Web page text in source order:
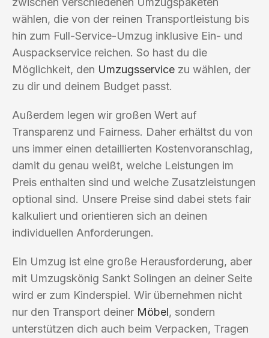
wählen, die von der reinen Transportleistung bis
hin zum Full-Service-Umzug inklusive Ein- und
Auspackservice reichen. So hast du die
Möglichkeit, den Umzugsservice zu wählen, der
zu dir und deinem Budget passt.
Außerdem legen wir großen Wert auf
Transparenz und Fairness. Daher erhältst du von
uns immer einen detaillierten Kostenvoranschlag,
damit du genau weißt, welche Leistungen im
Preis enthalten sind und welche Zusatzleistungen
optional sind. Unsere Preise sind dabei stets fair
kalkuliert und orientieren sich an deinen
individuellen Anforderungen.
Ein Umzug ist eine große Herausforderung, aber
mit Umzugskönig Sankt Solingen an deiner Seite
wird er zum Kinderspiel. Wir übernehmen nicht
nur den Transport deiner Möbel, sondern
unterstützen dich auch beim Verpacken, Tragen